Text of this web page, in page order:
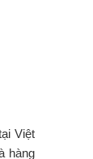
Việt
hàng